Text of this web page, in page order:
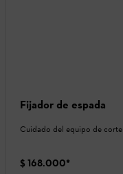
Fijador de espada
Cuidado del equipo de corte
$ 168.000*